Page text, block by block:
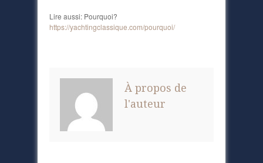
Lire aussi: Pourquoi?
https://yachtingclassique.com/pourquoi/
À propos de
l'auteur